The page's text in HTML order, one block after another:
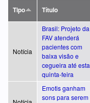
Tipo Título
Notícia
Brasil: Projeto da
FAV atenderá
pacientes com
baixa visão e
cegueira até esta
quinta-feira
Emotis ganham
sons para serem